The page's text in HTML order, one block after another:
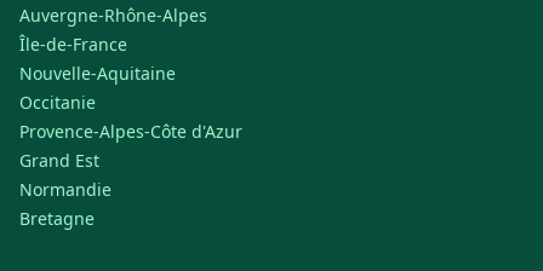
Auvergne-Rhône-Alpes
Île-de-France
Nouvelle-Aquitaine
Occitanie
Provence-Alpes-Côte d'Azur
Grand Est
Normandie
Bretagne